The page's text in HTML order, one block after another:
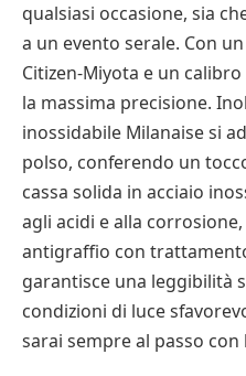
qualsiasi occasione, sia
a un evento serale. Con
Citizen-Miyota e un
la massima precisione.
inossidabile Milanaise si
polso, conferendo un
cassa solida in acciaio
agli acidi e alla
antigraffio con
garantisce una leggibilità
condizioni di luce
sarai sempre al passo